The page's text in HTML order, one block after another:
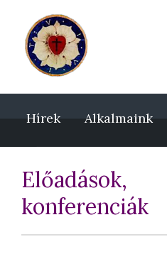
Hírek Alkalmaink
Előadások,
konferenciák